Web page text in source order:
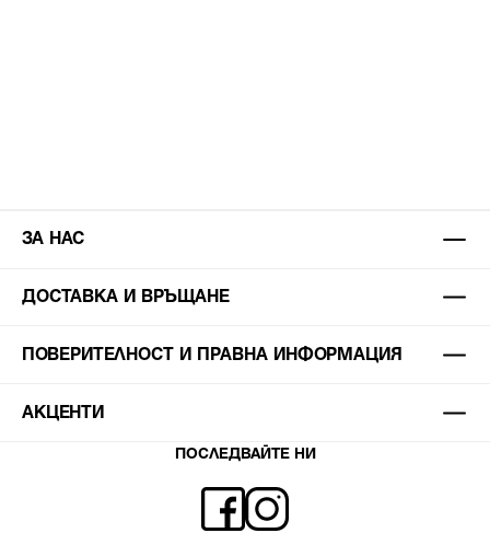
ЗА НАС
ДОСТАВКА И ВРЪЩАНЕ
ПОВЕРИТЕЛНОСТ И ПРАВНА ИНФОРМАЦИЯ
АКЦЕНТИ
ПОСЛЕДВАЙТЕ НИ